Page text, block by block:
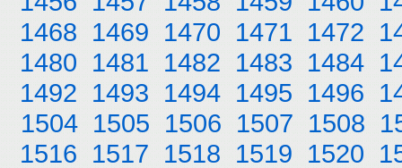
1468 1469 1470 1471 1472
1480 1481 1482 1483 1484
1492 1493 1494 1495 1496
1504 1505 1506 1507 1508
1516 1517 1518 1519 1520